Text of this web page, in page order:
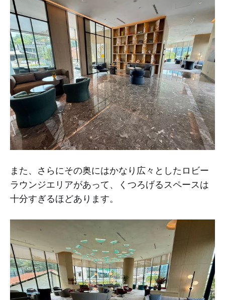
また、さらにその奥にはかなり広々としたロビー
ラウンジエリアがあって、くつろげるスペースは
十分すぎるほどあります。